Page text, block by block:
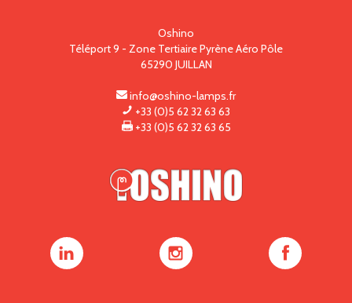
Oshino
Téléport 9 - Zone Tertiaire Pyrène Aéro Pôle
65290 JUILLAN
info@oshino-lamps.fr
+33 (0)5 62 32 63 63
+33 (0)5 62 32 63 65
Oshino
Oshino
Oshino